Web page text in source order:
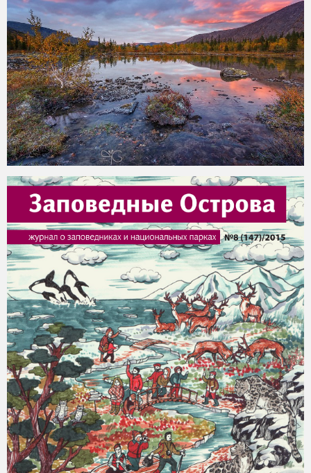
Эксклюзив: тест спектральных характеристик
нейтрально-серых градиентных фильтров Cokin,
Singh-Ray, Lee и Formatt-Hitech HD
2015-07-18